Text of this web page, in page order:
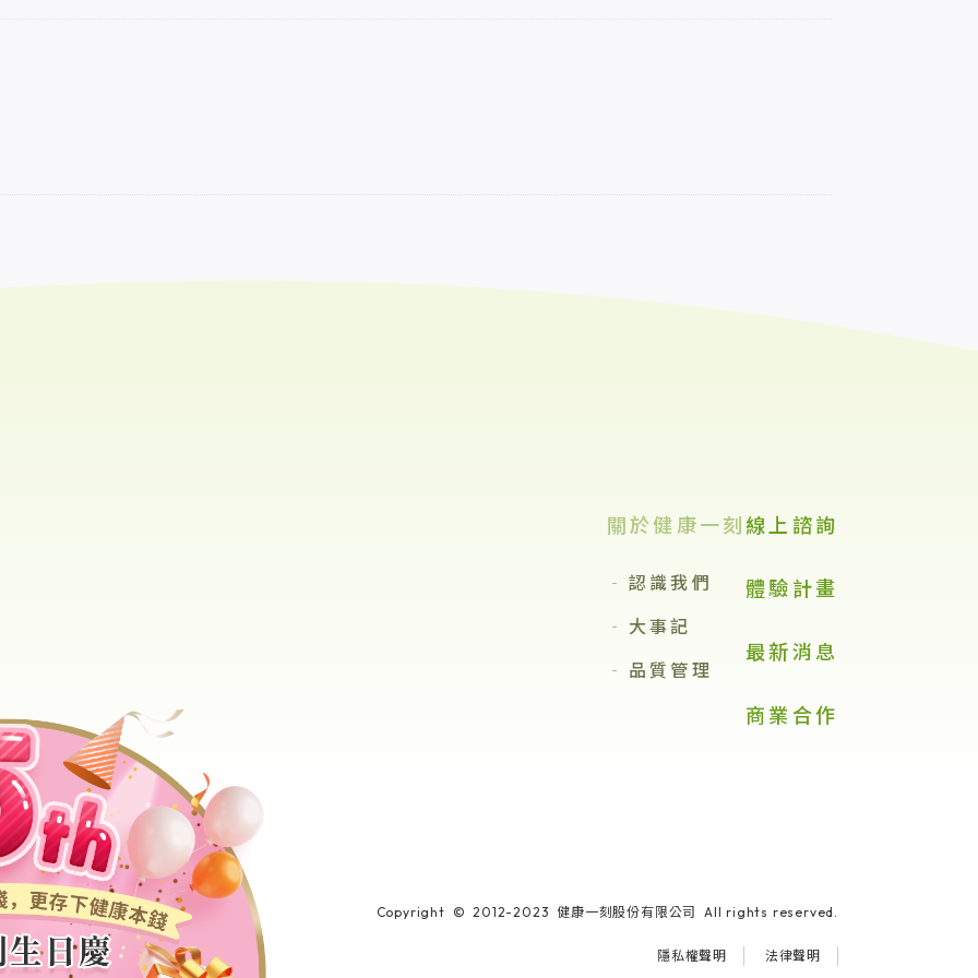
關於健康一刻
認識我們
大事記
品質管理
線上諮詢
體驗計畫
最新消息
商業合作
Copyright © 2012-2023 健康一刻股份有限公司 All rights reserved.
隱私權聲明 法律聲明